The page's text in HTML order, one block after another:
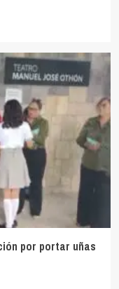
por portar uñas